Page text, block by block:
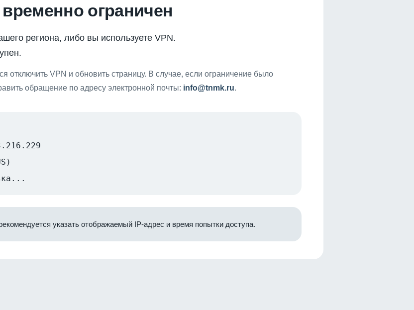
ограничен
региона, либо вы используете VPN.
отключить VPN и обновить страницу. В случае, если ограничение было
обращение по адресу электронной почты: info@tnmk.ru.
указать отображаемый IP-адрес и время попытки доступа.